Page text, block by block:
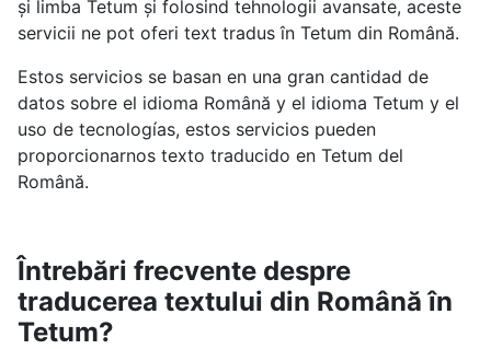
și limba Tetum și folosind tehnologii avansate, aceste
servicii ne pot oferi text tradus în Tetum din Română.
Estos servicios se basan en una gran cantidad de
datos sobre el idioma Română y el idioma Tetum y el
uso de tecnologías, estos servicios pueden
proporcionarnos texto traducido en Tetum del
Română.
Întrebări frecvente despre
traducerea textului din Română în
Tetum?